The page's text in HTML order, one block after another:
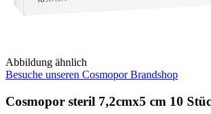
Abbildung ähnlich
Besuche unseren Cosmopor Brandshop
Cosmopor steril 7,2cmx5 cm 10